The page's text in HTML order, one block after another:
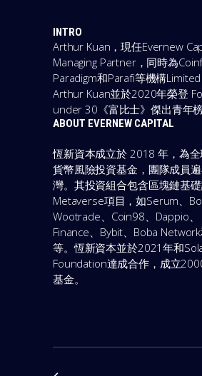
INTRO
Arthur Kuan，現任Evernew
Managing Partner，同時為
Paradigm和Parafi等機構Limited
Arthur Kuan並於2020年榮登
under 30《富比士》傑出青年榜
ABOUT EVERNEW CAPITAL
恆新資本成立於 2018 年，為
貨幣風險投資基金，團隊成員
灣。其投資組合包含區塊鏈基
Metaverse項目，如Serum、
Wootrade、Coin98、Dappio
Finance、Bybit、Boba
等。恆新資本並於2021年和
Foundation達成合作，成立
基金。